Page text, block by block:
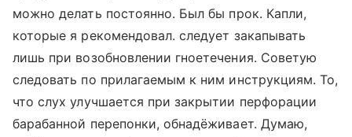
можно делать постоянно. Был бы прок. Капли,
которые я рекомендовал. следует закапывать
лишь при возобновлении гноетечения. Советую
следовать по прилагаемым к ним инструкциям. То,
что слух улучшается при закрытии перфорации
барабанной перепонки, обнадёживает. Думаю,